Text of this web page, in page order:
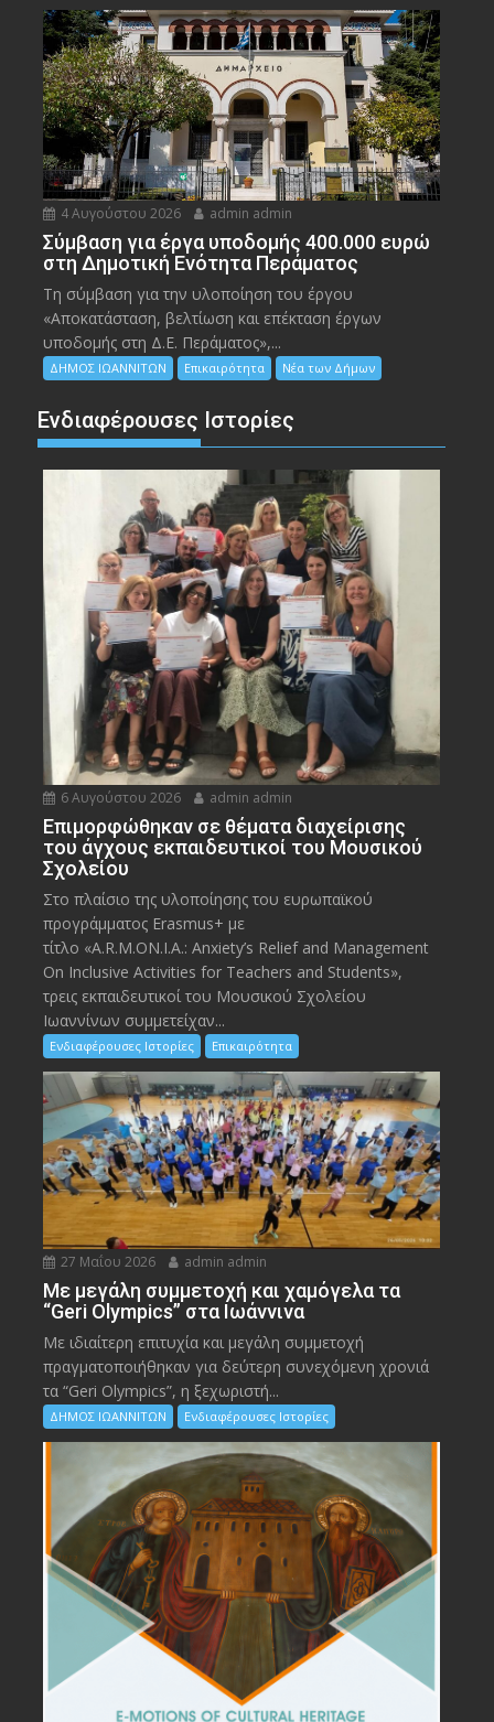
4 Αυγούστου 2026 admin admin
Σύμβαση για έργα υποδομής 400.000 ευρώ
στη Δημοτική Ενότητα Περάματος
Τη σύμβαση για την υλοποίηση του έργου
«Αποκατάσταση, βελτίωση και επέκταση έργων
υποδομής στη Δ.Ε. Περάματος»,...
ΔΗΜΟΣ ΙΩΑΝΝΙΤΩΝ Επικαιρότητα Νέα των Δήμων
Ενδιαφέρουσες Ιστορίες
6 Αυγούστου 2026 admin admin
Eπιμορφώθηκαν σε θέματα διαχείρισης
του άγχους εκπαιδευτικοί του Μουσικού
Σχολείου
Στο πλαίσιο της υλοποίησης του ευρωπαϊκού
προγράμματος Erasmus+ με
τίτλο «A.R.M.ON.I.A.: Anxiety’s Relief and Management
On Inclusive Activities for Teachers and Students»,
τρεις εκπαιδευτικοί του Μουσικού Σχολείου
Ιωαννίνων συμμετείχαν...
Ενδιαφέρουσες Ιστορίες Επικαιρότητα
27 Μαΐου 2026 admin admin
Με μεγάλη συμμετοχή και χαμόγελα τα
“Geri Olympics” στα Ιωάννινα
Με ιδιαίτερη επιτυχία και μεγάλη συμμετοχή
πραγματοποιήθηκαν για δεύτερη συνεχόμενη χρονιά
τα “Geri Olympics”, η ξεχωριστή...
ΔΗΜΟΣ ΙΩΑΝΝΙΤΩΝ Ενδιαφέρουσες Ιστορίες